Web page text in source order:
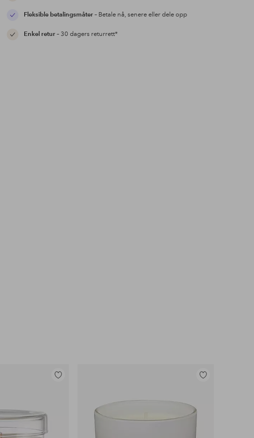
Fleksible betalingsmåter– Betale nå, senere eller dele opp
Enkel retur– 30 dagers returrett*
Legg
Legg